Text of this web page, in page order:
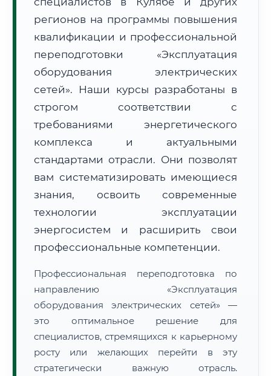
Расчет логистики оригиналов:
• Маршрут транзита:~2 146 км
📜 Документы и аккредитация
регионов на программы повышения
квалификации и профессиональной
переподготовки «Эксплуатация
оборудования электрических
сетей». Наши курсы разработаны в
строгом соответствии с
требованиями энергетического
комплекса и актуальными
стандартами отрасли. Они позволят
вам систематизировать имеющиеся
знания, освоить современные
технологии эксплуатации
энергосистем и расширить свои
профессиональные компетенции.
Профессиональная переподготовка по
направлению «Эксплуатация
оборудования электрических сетей» —
это оптимальное решение для
специалистов, стремящихся к карьерному
росту или желающих перейти в эту
стратегически важную отрасль.